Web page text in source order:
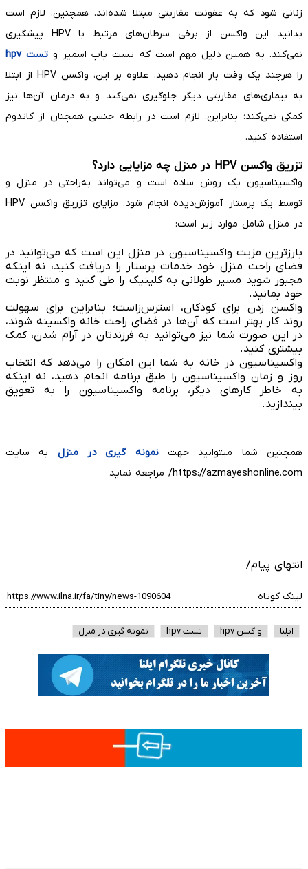
زنانی شود که به عفونت مقاربتی مبتلا شده‌اند. همچنین، لازم است
بدانید این واکسن از برخی سرطان‌های مرتبط با HPV پیشگیری
نمی‌کند. به همین دلیل مهم است که تست پاپ اسمیر و تست hpv
را هرچند یک وقت بار انجام دهید. علاوه بر این، واکسن HPV از ابتلا
به بیماری‌های مقاربتی دیگر جلوگیری نمی‌کند و به درمان آن‌ها نیز
کمکی نمی‌کند؛ بنابراین، لازم است در رابطه جنسی همچنان از کاندوم
استفاده کنید.
تزریق واکسن HPV در منزل چه مزایایی دارد؟
واکسیناسیون یک روش ساده است و می‌تواند به‌راحتی در منزل و
توسط یک پرستار آموزش‌دیده انجام شود. مزایای تزریق واکسن HPV
در منزل شامل موارد زیر است:
بارزترین مزیت واکسیناسیون در منزل این است که می‌توانید در
فضای راحت منزل خود خدمات پرستار را دریافت کنید، نه اینکه
مجبور شوید مسیر طولانی به کلینیک را طی کنید و منتظر نوبت
خود بمانید.
واکسن زدن برای کودکان، استرس‌زاست؛ بنابراین برای سهولت
روند کار بهتر است که آن‌ها در فضای راحت خانه واکسینه شوند،
در این صورت شما نیز می‌توانید به فرزندتان در آرام شدن، کمک
بیشتری کنید.
واکسیناسیون در خانه به شما این امکان را می‌دهد که انتخاب
روز و زمان واکسیناسیون را طبق برنامه انجام دهید، نه اینکه
به خاطر کارهای دیگر، برنامه واکسیناسیون را به تعویق
بیندازید.
همچنین شما میتوانید جهتنمونه گیری در منزل به سایت
https://azmayeshonline.com/ مراجعه نماید
انتهای پیام/
لینک کوتاه
ایلنا واکسن hpv تست hpv نمونه گیری در منزل